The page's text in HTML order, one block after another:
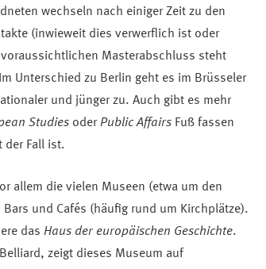
wechseln nach einiger Zeit zu den
(inwieweit dies verwerflich ist oder
Masterabschluss steht
Unterschied zu Berlin geht es im Brüsseler
und jünger zu. Auch gibt es mehr
Studies oderPublic Affairs Fuß fassen
der Fall ist.
allem die vielen Museen (etwa um den
und Cafés (häufig rund um Kirchplätze).
das Haus der europäischen Geschichte.
zeigt dieses Museum auf